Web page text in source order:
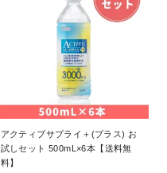
アクティブサプライ＋(プラス) お
試しセット 500mL×6本【送料無
料】